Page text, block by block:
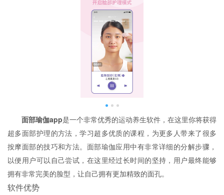
面部瑜伽app是一个非常优秀的运动养生软件，在这里你将获得
超多面部护理的方法，学习超多优质的课程，为更多人带来了很多
按摩面部的技巧和方法。面部瑜伽应用中有非常详细的分解步骤，
以便用户可以自己尝试，在这里经过长时间的坚持，用户最终能够
拥有非常完美的脸型，让自己拥有更加精致的面孔。
软件优势